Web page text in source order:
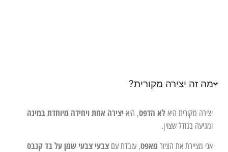
מה זה יצירה מקורית?
יצירה מקורית היא לא הדפס, היא יצירה אחת ויחידה מיוחדת במינה
ומגיעה בגודל שצוין.
אני מציירת את הציור מאפס, עובדת עם צבעי צבעי שמן על בד קנבס